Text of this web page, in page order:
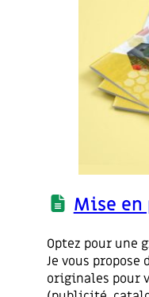
Mise en
Optez pour une
Je vous
originales pour